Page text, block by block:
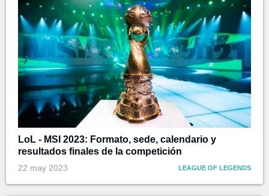
LoL - MSI 2023: Formato, sede, calendario y
resultados finales de la competición
22 may 2023 LEAGUE OF LEGENDS